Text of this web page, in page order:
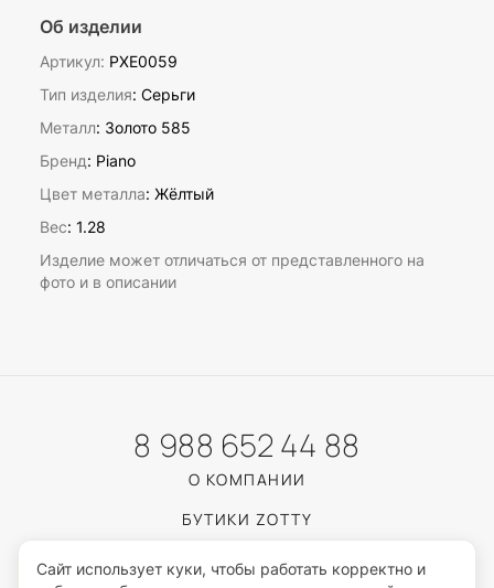
Об изделии
Артикул: PXE0059
Тип изделия: Серьги
Металл: Золото 585
Бренд: Piano
Цвет металла: Жёлтый
Вес: 1.28
Изделие может отличаться от представленного на
фото и в описании
8 988 652 44 88
О КОМПАНИИ
БУТИКИ ZOTTY
КАТАЛОГ
Сайт использует куки, чтобы работать корректно и